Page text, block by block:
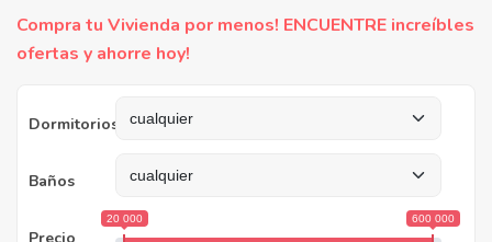
Ahorra en grande y compra casas reposeídas en el
Condado de Liberty, GA.
Compra tu Vivienda por menos! ENCUENTRE increíbles
ofertas y ahorre hoy!
Dormitorios
Baños
20 000 600 000